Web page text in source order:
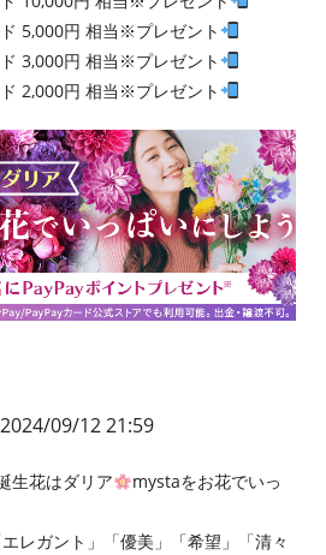
5,000円 相当※プレゼント
3,000円 相当※プレゼント
2,000円 相当※プレゼント
09/12 21:59
生花はダリア
mystaをお花でいっ
レガント」「優美」「希望」「清々